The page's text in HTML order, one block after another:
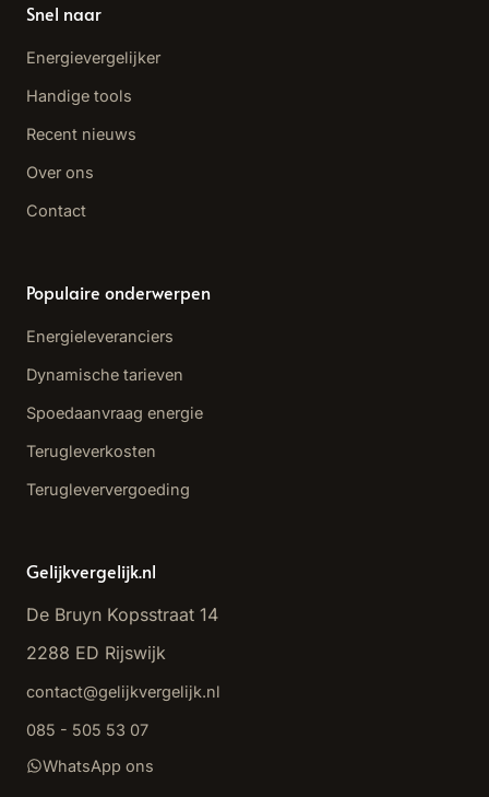
Snel naar
Energievergelijker
Handige tools
Recent nieuws
Over ons
Contact
Populaire onderwerpen
Energieleveranciers
Dynamische tarieven
Spoedaanvraag energie
Terugleverkosten
Terugleververgoeding
Gelijkvergelijk.nl
De Bruyn Kopsstraat 14
2288 ED Rijswijk
contact@gelijkvergelijk.nl
085 - 505 53 07
WhatsApp ons